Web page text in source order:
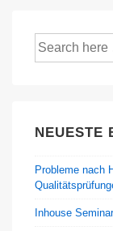
Suche
nach:
NEUESTE
Probleme nach
Inhouse